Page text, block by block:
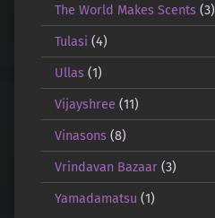
The World Makes Scents(3)
Tulasi (4)
Ullas(1)
Vijayshree (11)
Vinasons(8)
Vrindavan Bazaar(3)
Yamadamatsu (1)